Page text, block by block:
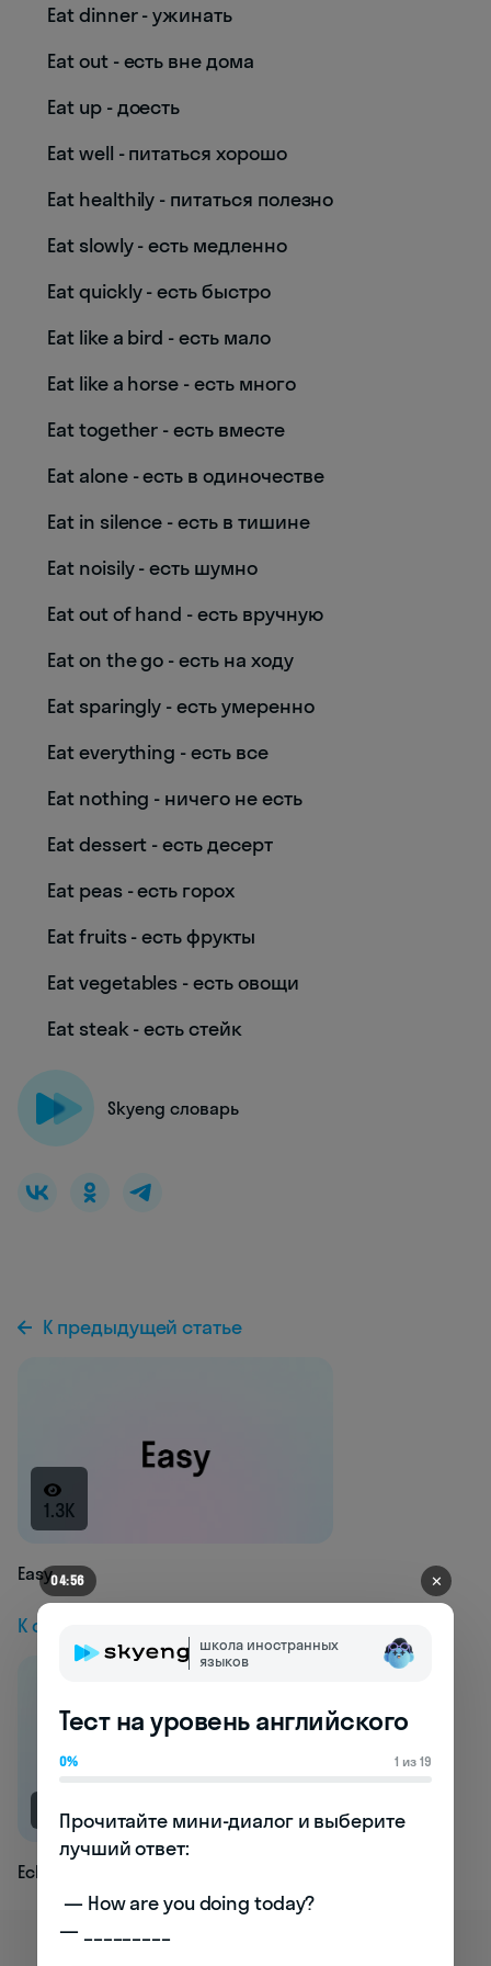
Eat dinner - ужинать
Eat out - есть вне дома
Eat up - доесть
Eat well - питаться хорошо
Eat healthily - питаться полезно
Eat slowly - есть медленно
Eat quickly - есть быстро
Eat like a bird - есть мало
Eat like a horse - есть много
Eat together - есть вместе
Eat alone - есть в одиночестве
Eat in silence - есть в тишине
Eat noisily - есть шумно
Eat out of hand - есть вручную
Eat on the go - есть на ходу
Eat sparingly - есть умеренно
Eat everything - есть все
Eat nothing - ничего не есть
Eat dessert - есть десерт
Eat peas - есть горох
Eat fruits - есть фрукты
Eat vegetables - есть овощи
Eat steak - есть стейк
Skyeng словарь
К предыдущей статье
1.3K
Easy
К следующей статье
NEW
Eclipse
04:56 ✕
школа иностранных
языков
Тест на уровень английского
0% 1 из 19
Прочитайте мини-диалог и выберите
лучший ответ:
— _________